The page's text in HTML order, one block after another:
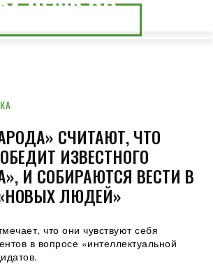
СЧИТАЮТ, ЧТО
ИЗВЕСТНОГО
И СОБИРАЮТСЯ ВЕСТИ В
ЛЮДЕЙ»
что они чувствуют себя
в вопросе «интеллектуальной